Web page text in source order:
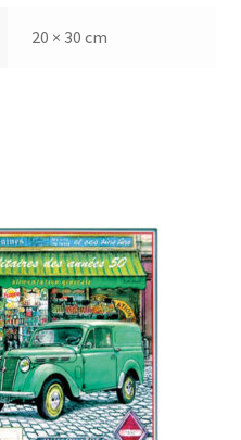
20 × 30 cm